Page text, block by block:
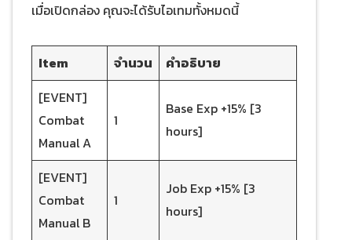
เมื่อเปิดกล่อง คุณจะได้รับไอเทมทั้งหมดนี้
Item จำนวน
คำอธิบาย
[EVENT]
Combat
Manual A
1
Base Exp +15% [3
hours]
[EVENT]
Combat
Manual B
1
Job Exp +15% [3
hours]